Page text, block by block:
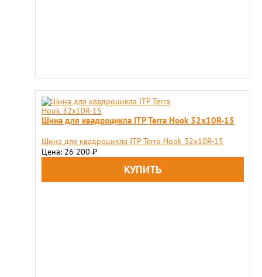
Шина для квадроцикла ITP Terra Hook 32x10R-15
Шина для квадроцикла ITP Terra Hook 32x10R-15
Цена: 26 200 ₽